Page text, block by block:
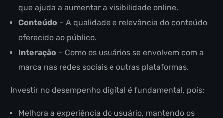
que ajuda a aumentar a visibilidade online.
Conteúdo – A qualidade e relevância do conteúdo
oferecido ao público.
Interação – Como os usuários se envolvem com a
marca nas redes sociais e outras plataformas.
Investir no desempenho digital é fundamental, pois:
Melhora a experiência do usuário, mantendo os